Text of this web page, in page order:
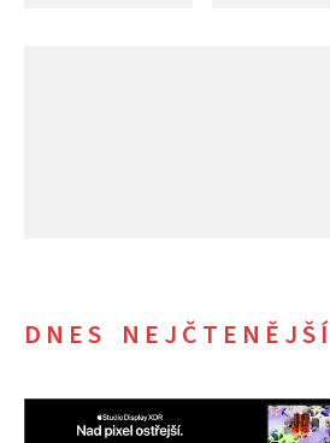
DNES NEJČTENĚJŠÍ